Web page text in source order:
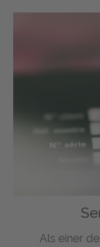
Als einer